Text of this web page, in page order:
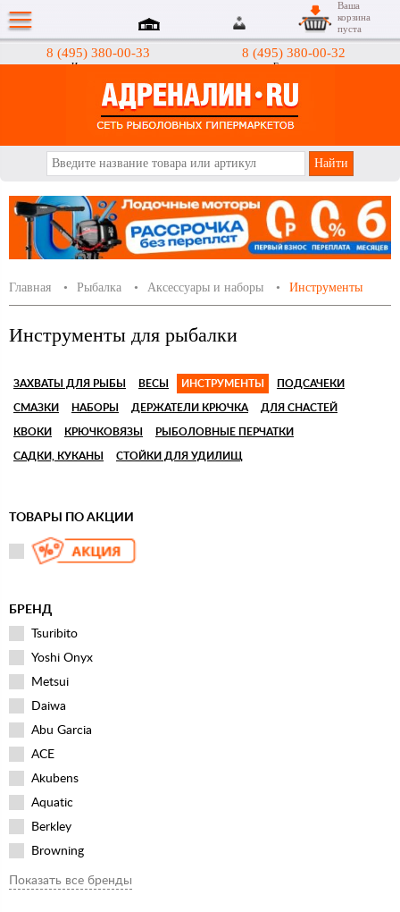
8 (495) 380-00-33
Интернет-магазин
8 (495) 380-00-32
Гипермаркеты
Ваша
корзина
пуста
Главная Рыбалка Аксессуары и наборы Инструменты
Инструменты для рыбалки
ЗАХВАТЫ ДЛЯ РЫБЫ ВЕСЫ ИНСТРУМЕНТЫ ПОДСАЧЕКИ
СМАЗКИ НАБОРЫ ДЕРЖАТЕЛИ КРЮЧКА ДЛЯ СНАСТЕЙ
КВОКИ КРЮЧКОВЯЗЫ РЫБОЛОВНЫЕ ПЕРЧАТКИ
САДКИ, КУКАНЫ СТОЙКИ ДЛЯ УДИЛИЩ
ТОВАРЫ ПО АКЦИИ
БРЕНД
Tsuribito
Yoshi Onyx
Metsui
Daiwa
Abu Garcia
ACE
Akubens
Aquatic
Berkley
Browning
Feeder Concept
Показать все бренды